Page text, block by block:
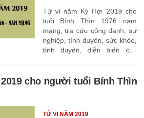
Tử vi năm Kỷ Hợi 2019 cho
tuổi Bính Thìn 1976 nam
mạng, tra cứu công danh, sự
nghiệp, tình duyên, sức khỏe,
tình duyên, diễn biến các
cho người tuổi Bính Thìn
TỬ VI NĂM 2019